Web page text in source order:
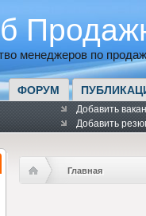
менеджеров по
ФОРУМ
Добавить
Добавить
Главная